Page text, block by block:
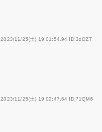
2023/11/25(土) 19:01:54.94 ID:3dOZT
2023/11/25(土) 19:02:47.64 ID:71QM6